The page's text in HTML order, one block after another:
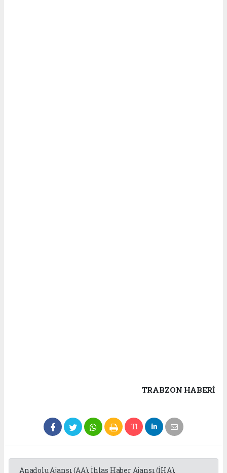
TRABZON HABERİ
Anadolu Ajansı (AA), İhlas Haber Ajansı (İHA),